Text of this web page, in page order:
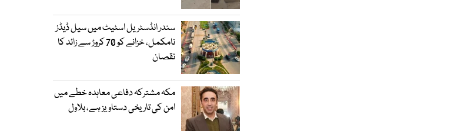
سندر انڈسٹریل اسٹیٹ میں سیل ڈیڈز
نامکمل، خزانے کو 70 کروڑ سے زائد کا
نقصان
مکہ مشترکہ دفاعی معاہدہ خطے میں
امن کی تاریخی دستاویز ہے، بلاول